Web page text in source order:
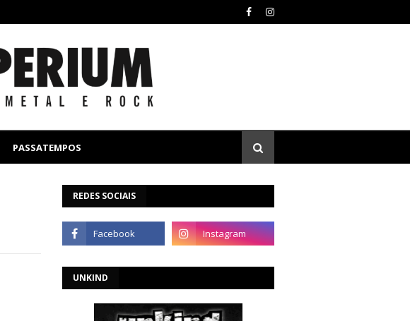
PASSATEMPOS
REDES SOCIAIS
UNKIND